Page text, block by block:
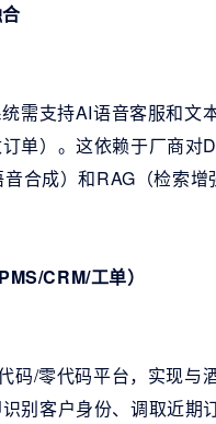
需支持AI语音客服和
单）。这依赖于厂商
合成）和RAG（检索增
CRM/工单）
码/零代码平台，实现
别客户身份、调取近期